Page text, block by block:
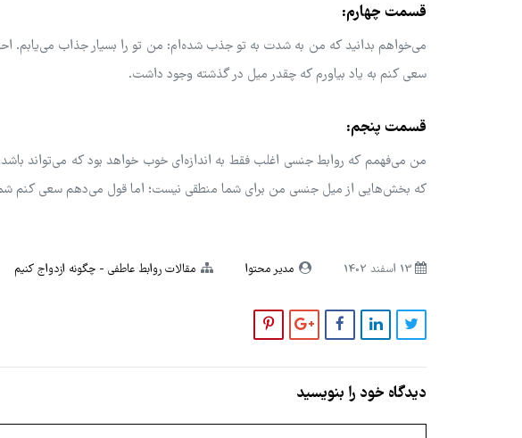
قسمت چهارم:
می‌خواهم بدانید که من به شدت به تو جذب شده‌ام: من تو را بسیار جذاب می‌یابم.
سعی کنم به یاد بیاورم که چقدر میل در گذشته وجود داشت.
قسمت پنجم:
من می‌فهمم که روابط جنسی اغلب فقط به اندازه‌ای خوب خواهد بود که می‌تواند
که بخش‌هایی از میل جنسی من برای شما منطقی نیست؛ اما قول می‌دهم سعی کنم
مدیر محتوا مقالات روابط عاطفی چگونه ازدواج کنیم
دیدگاه خود را بنویسید